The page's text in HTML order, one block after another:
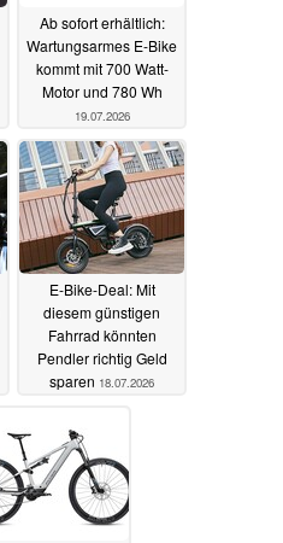
Ab sofort erhältlich:
Wartungsarmes E-Bike
kommt mit 700 Watt-
Motor und 780 Wh
19.07.2026
E-Bike-Deal: Mit
diesem günstigen
Fahrrad könnten
Pendler richtig Geld
sparen 18.07.2026